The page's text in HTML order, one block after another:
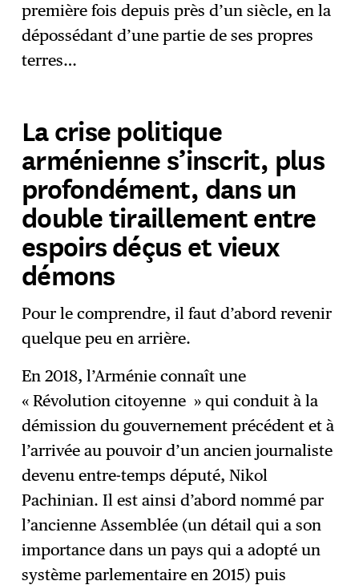
première fois depuis près d’un siècle, en la
dépossédant d’une partie de ses propres
terres…
La crise politique
arménienne s’inscrit, plus
profondément, dans un
double tiraillement entre
espoirs déçus et vieux
démons
Pour le comprendre, il faut d’abord revenir
quelque peu en arrière.
En 2018, l’Arménie connaît une
« Révolution citoyenne » qui conduit à la
démission du gouvernement précédent et à
l’arrivée au pouvoir d’un ancien journaliste
devenu entre-temps député, Nikol
Pachinian. Il est ainsi d’abord nommé par
l’ancienne Assemblée (un détail qui a son
importance dans un pays qui a adopté un
système parlementaire en 2015) puis